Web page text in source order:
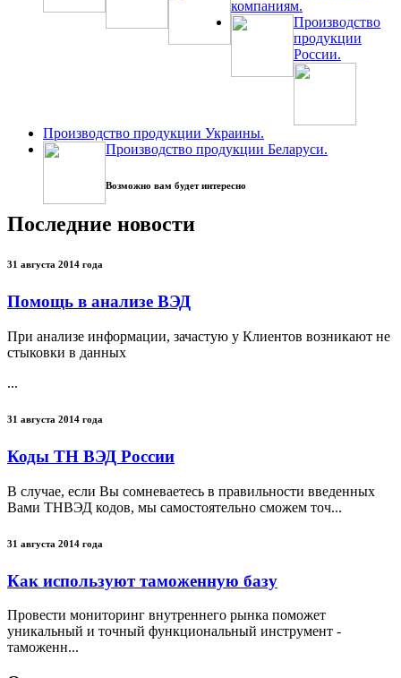
компаниям.
Производство
продукции
России.
Производство продукции Украины.
Производство продукции Беларуси.
Возможно вам будет интересно
Последние новости
31 августа 2014 года
Помощь в анализе ВЭД
При анализе информации, зачастую у Клиентов возникают не
стыковки в данных
...
31 августа 2014 года
Коды ТН ВЭД России
В случае, если Вы сомневаетесь в правильности введенных
Вами ТНВЭД кодов, мы самостоятельно сможем точ...
31 августа 2014 года
Как используют таможенную базу
Провести мониторинг внутреннего рынка поможет
уникальный и точный функциональный инструмент -
таможенн...